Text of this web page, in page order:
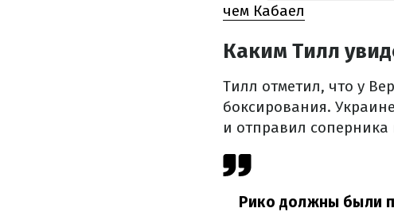
чем Кабаел
Каким Тилл
Тилл отметил, что у
боксирования.
и отправил
Рико должны были